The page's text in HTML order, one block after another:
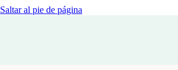
Saltar al pie de página